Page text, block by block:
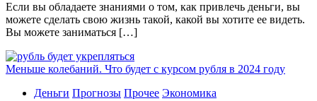
Если вы обладаете знаниями о том, как привлечь деньги, вы
можете сделать свою жизнь такой, какой вы хотите ее видеть.
Вы можете заниматься […]
Меньше колебаний. Что будет с курсом рубля в 2024 году
Деньги Прогнозы Прочее Экономика